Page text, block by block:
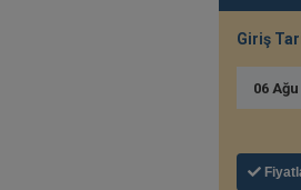
Giriş
06Ağu